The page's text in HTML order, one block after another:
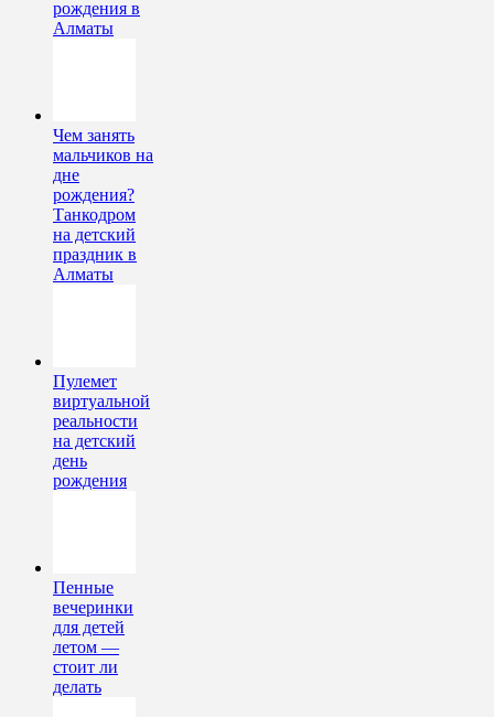
рождения в
Алматы
Чем занять
мальчиков на
дне
рождения?
Танкодром
на детский
праздник в
Алматы
Пулемет
виртуальной
реальности
на детский
день
рождения
Пенные
вечеринки
для детей
летом —
стоит ли
делать